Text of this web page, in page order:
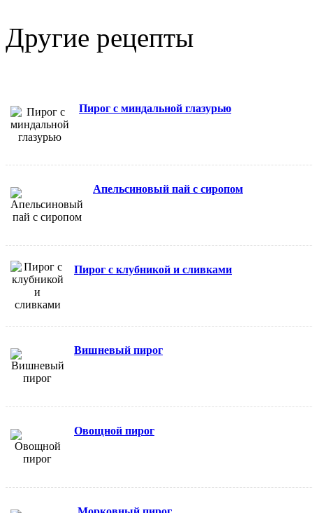
Другие рецепты
Пирог с миндальной глазурью
Апельсиновый пай с сиропом
Пирог с клубникой и сливками
Вишневый пирог
Овощной пирог